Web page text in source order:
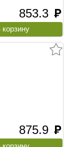
853.3 руб
875.9 руб